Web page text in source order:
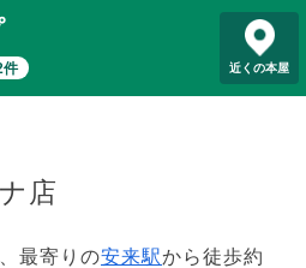
件 近くの本屋
店
最寄りの安来駅から徒歩約